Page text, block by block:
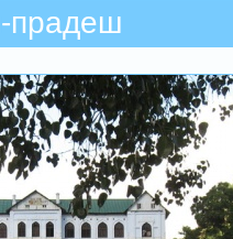
прадеш